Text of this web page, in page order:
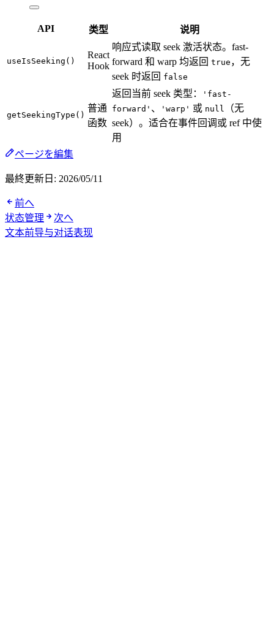
API 类型 说明
useIsSeeking()
React
Hook
响应式读取 seek 激活状态。fast-
forward 和 warp 均返回 true ，无
seek 时返回 false
getSeekingType()
普通
函数
返回当前 seek 类型：
'fast-
forward' 、 'warp' 或 null
（无
seek）。适合在事件回调或 ref 中使
用
ページを編集
最終更新日: 2026/05/11
前へ
状态管理
次へ
文本前导与对话表现